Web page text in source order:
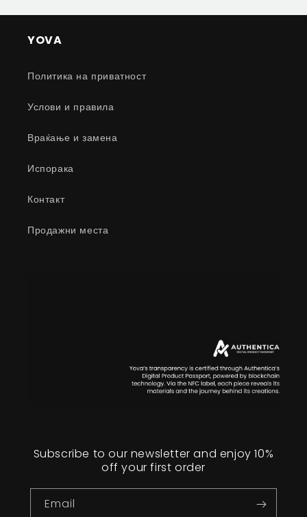
YOVA
Политика на приватност
Услови и правила
Враќање и замена
Испорака
Контакт
Продажни места
Subscribe to our newsletter and enjoy 10%
off your first order
Email